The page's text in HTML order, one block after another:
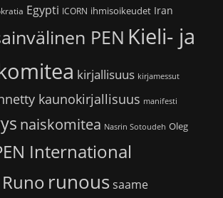
Egypti ICORN ihmisoikeudet Iran
PEN Kieli- ja
kirjallisuus kirjamessut
kaunokirjallisuus manifesti
naiskomitea Nasrin Sotoudeh Oleg
International
Runo runoussaame